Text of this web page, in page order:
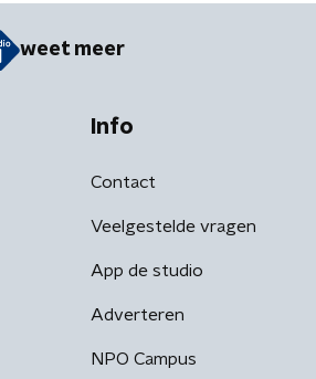
weet meer
Info
Contact
Veelgestelde vragen
App de studio
Adverteren
NPO Campus